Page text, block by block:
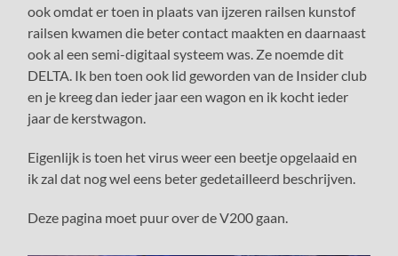
ook omdat er toen in plaats van ijzeren railsen kunstof
railsen kwamen die beter contact maakten en daarnaast
ook al een semi-digitaal systeem was. Ze noemde dit
DELTA. Ik ben toen ook lid geworden van de Insider club
en je kreeg dan ieder jaar een wagon en ik kocht ieder
jaar de kerstwagon.
Eigenlijk is toen het virus weer een beetje opgelaaid en
ik zal dat nog wel eens beter gedetailleerd beschrijven.
Deze pagina moet puur over de V200 gaan.